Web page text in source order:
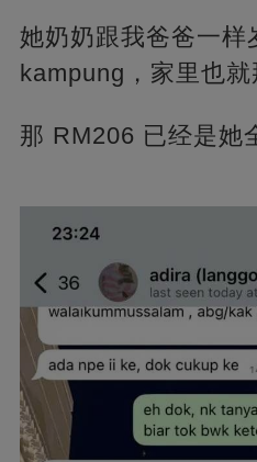
她奶奶跟我爸爸一样
kampung，家里也就
那 RM206 已经是她